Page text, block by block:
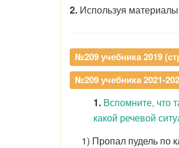
2. Используя
№209 учебника 2019
№209 учебника 2021-
1. Вспомните, что
какой речевой
1) Пропал пудель по